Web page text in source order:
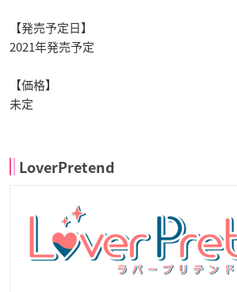
【発売予定日】
2021年発売予定
【価格】
未定
LoverPretend